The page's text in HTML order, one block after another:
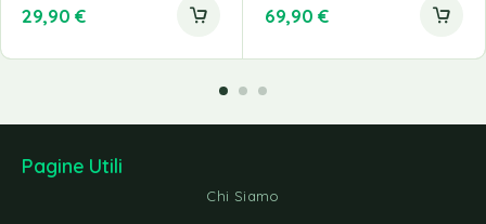
29,90 € 69,90 €
Pagine Utili
Chi Siamo